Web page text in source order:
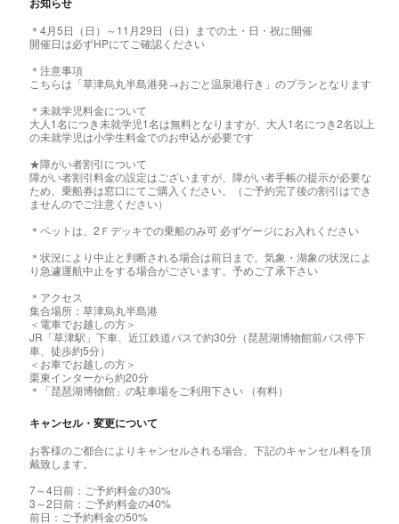
＊4月5日（日）～11月29日（日）までの土・日・祝に開催
開催日は必ずHPにてご確認ください
＊注意事項
こちらは「草津烏丸半島港発→おごと温泉港行き」のプランとなります
＊未就学児料金について
大人1名につき未就学児1名は無料となりますが、大人1名につき2名以上
の未就学児は小学生料金でのお申込が必要です
★障がい者割引について
障がい者割引料金の設定はございますが、障がい者手帳の提示が必要な
ため、乗船券は窓口にてご購入ください。（ご予約完了後の割引はでき
ませんのでご注意ください）
＊ペットは、2Ｆデッキでの乗船のみ可 必ずゲージにお入れください
＊状況により中止と判断される場合は前日まで。気象・湖象の状況によ
り急遽運航中止をする場合がございます。予めご了承下さい
＊アクセス
集合場所：草津烏丸半島港
＜電車でお越しの方＞
JR「草津駅」下車、近江鉄道バスで約30分（琵琶湖博物館前バス停下
車、徒歩約5分）
＜お車でお越しの方＞
栗東インターから約20分
＊「琵琶湖博物館」の駐車場をご利用下さい （有料）
キャンセル・変更について
お客様のご都合によりキャンセルされる場合、下記のキャンセル料を頂
戴致します。
7～4日前：ご予約料金の30%
3～2日前：ご予約料金の40%
前日：ご予約料金の50%